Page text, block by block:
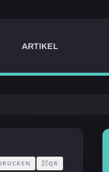
ARTIKEL
QR